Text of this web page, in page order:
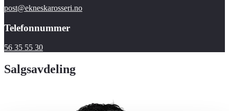
post@ekneskarosseri.no
Telefonnummer
56 35 55 30
Salgsavdeling